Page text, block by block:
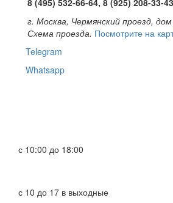
8 (495) 532-66-64, 8 (925) 208-33-43
г. Москва, Чермянский проезд,
Схема проезда. Посмотрите на
Telegram
Whatsapp
с 10:00 до 18:00
с 10 до 17 в выходные